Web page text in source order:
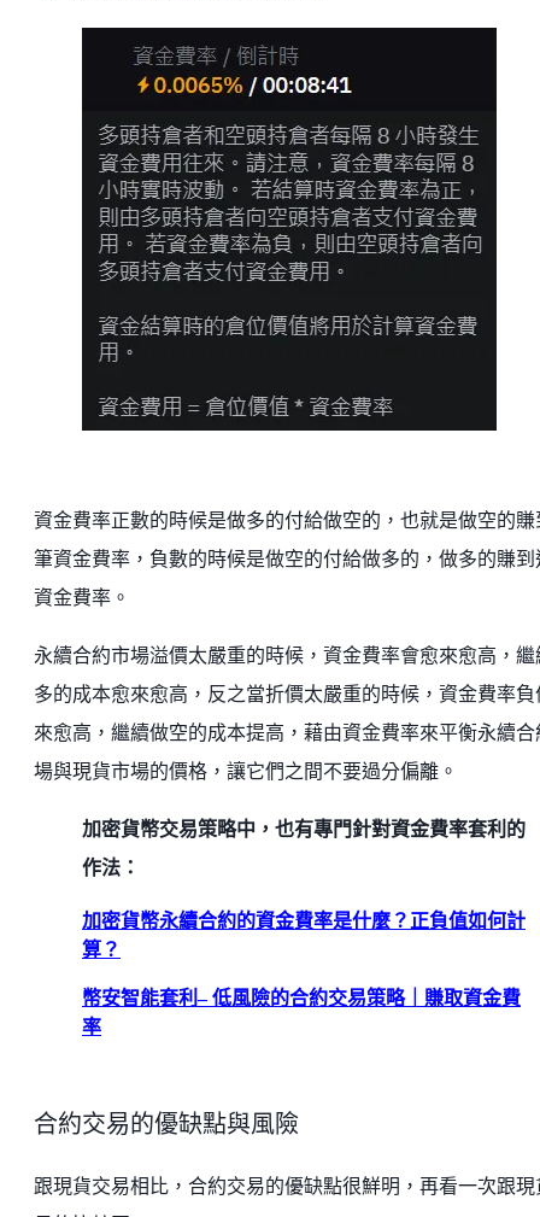
資金費率正數的時候是做多的付給做空的，也就是做空的賺
筆資金費率，負數的時候是做空的付給做多的，做多的賺到
資金費率。
永續合約市場溢價太嚴重的時候，資金費率會愈來愈高，繼
多的成本愈來愈高，反之當折價太嚴重的時候，資金費率負
來愈高，繼續做空的成本提高，藉由資金費率來平衡永續合
場與現貨市場的價格，讓它們之間不要過分偏離。
加密貨幣交易策略中，也有專門針對資金費率套利的
作法：
加密貨幣永續合約的資金費率是什麼？正負值如何計
算？
幣安智能套利– 低風險的合約交易策略｜賺取資金費
率
合約交易的優缺點與風險
跟現貨交易相比，合約交易的優缺點很鮮明，再看一次跟現